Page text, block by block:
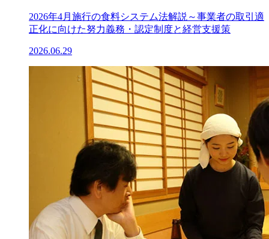
2026年4月施行の食料システム法解説～事業者の取引適
正化に向けた努力義務・認定制度と経営支援策
2026.06.29